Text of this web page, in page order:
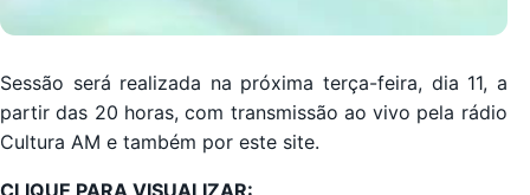
Sessão será realizada na próxima terça-feira, dia 11, a
partir das 20 horas, com transmissão ao vivo pela rádio
Cultura AM e também por este site.
CLIQUE PARA VISUALIZAR: